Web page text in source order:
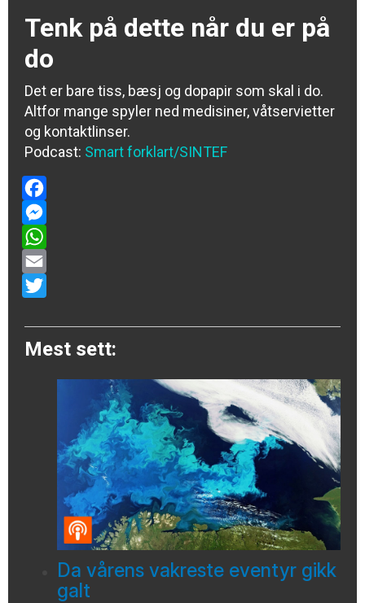
Tenk på dette når du er på
do
Det er bare tiss, bæsj og dopapir som skal i do.
Altfor mange spyler ned medisiner, våtservietter
og kontaktlinser.
Podcast: Smart forklart/SINTEF
Facebook
Messenger
WhatsApp
Email
Mest sett:
Da vårens vakreste eventyr gikk
galt